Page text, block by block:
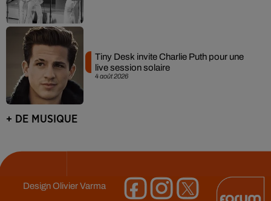
4 août 2026
Tiny Desk invite Charlie Puth pour une
live session solaire
+ DE MUSIQUE
DesignOlivier Varma